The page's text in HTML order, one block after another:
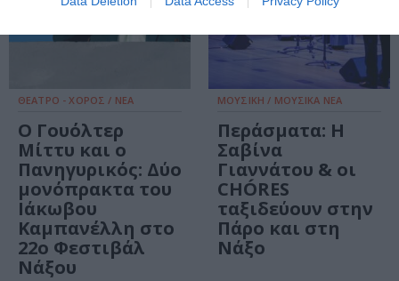
ΘΕΑΤΡΟ - ΧΟΡΟΣ / ΝΕΑ
Ο Γουόλτερ
Μίττυ και ο
Πανηγυρικός: Δύο
μονόπρακτα του
Ιάκωβου
Καμπανέλλη στο
22ο Φεστιβάλ
Νάξου
ΜΟΥΣΙΚΗ / ΜΟΥΣΙΚΑ ΝΕΑ
Περάσματα: Η
Σαβίνα
Γιαννάτου & οι
CHÓRES
ταξιδεύουν στην
Πάρο και στη
Νάξο